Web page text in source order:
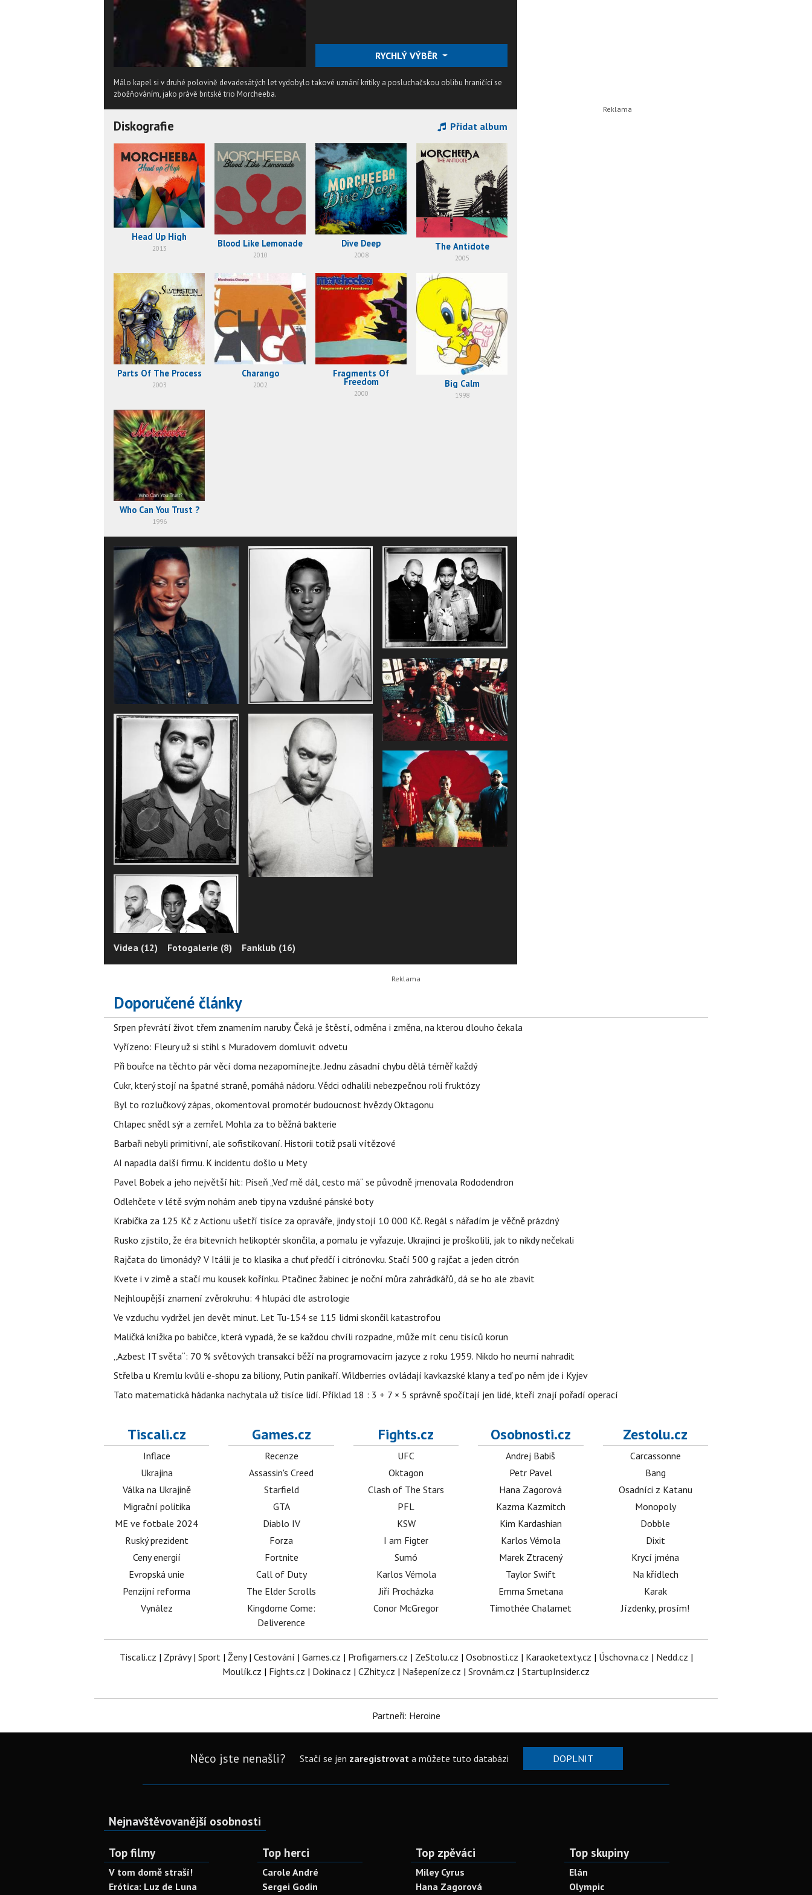
RYCHLÝ VÝBĚR
Málo kapel si v druhé polovině devadesátých let vydobylo takové uznání kritiky a posluchačskou oblibu hraničící se
zbožňováním, jako právě britské trio Morcheeba.
Diskografie Přidat album
Head Up High
2013 Blood Like Lemonade
2010
Dive Deep
2008
The Antidote
2005
Parts Of The Process
2003
Charango
2002
Fragments Of
Freedom
2000
Big Calm
1998
Who Can You Trust ?
1996
Videa (12) Fotogalerie (8) Fanklub (16)
Doporučené články
Srpen převrátí život třem znamením naruby. Čeká je štěstí, odměna i změna, na kterou dlouho čekala
Vyřízeno: Fleury už si stihl s Muradovem domluvit odvetu
Při bouřce na těchto pár věcí doma nezapomínejte. Jednu zásadní chybu dělá téměř každý
Cukr, který stojí na špatné straně, pomáhá nádoru. Vědci odhalili nebezpečnou roli fruktózy
Byl to rozlučkový zápas, okomentoval promotér budoucnost hvězdy Oktagonu
Chlapec snědl sýr a zemřel. Mohla za to běžná bakterie
Barbaři nebyli primitivní, ale sofistikovaní. Historii totiž psali vítězové
AI napadla další firmu. K incidentu došlo u Mety
Pavel Bobek a jeho největší hit: Píseň „Veď mě dál, cesto má“ se původně jmenovala Rododendron
Odlehčete v létě svým nohám aneb tipy na vzdušné pánské boty
Krabička za 125 Kč z Actionu ušetří tisíce za opraváře, jindy stojí 10 000 Kč. Regál s nářadím je věčně prázdný
Rusko zjistilo, že éra bitevních helikoptér skončila, a pomalu je vyřazuje. Ukrajinci je proškolili, jak to nikdy nečekali
Rajčata do limonády? V Itálii je to klasika a chuť předčí i citrónovku. Stačí 500 g rajčat a jeden citrón
Kvete i v zimě a stačí mu kousek kořínku. Ptačinec žabinec je noční můra zahrádkářů, dá se ho ale zbavit
Nejhloupější znamení zvěrokruhu: 4 hlupáci dle astrologie
Ve vzduchu vydržel jen devět minut. Let Tu-154 se 115 lidmi skončil katastrofou
Maličká knížka po babičce, která vypadá, že se každou chvíli rozpadne, může mít cenu tisíců korun
„Azbest IT světa“: 70 % světových transakcí běží na programovacím jazyce z roku 1959. Nikdo ho neumí nahradit
Střelba u Kremlu kvůli e-shopu za biliony, Putin panikaří. Wildberries ovládají kavkazské klany a teď po něm jde i Kyjev
Tato matematická hádanka nachytala už tisíce lidí. Příklad 18 : 3 + 7 × 5 správně spočítají jen lidé, kteří znají pořadí operací
Tiscali.cz
Inflace
Ukrajina
Válka na Ukrajině
Migrační politika
ME ve fotbale 2024
Ruský prezident
Ceny energií
Evropská unie
Penzijní reforma
Vynález
Games.cz
Recenze
Assassin's Creed
Starfield
GTA
Diablo IV
Forza
Fortnite
Call of Duty
The Elder Scrolls
Kingdome Come:
Deliverence
Fights.cz
UFC
Oktagon
Clash of The Stars
PFL
KSW
I am Figter
Sumó
Karlos Vémola
Jiří Procházka
Conor McGregor
Osobnosti.cz
Andrej Babiš
Petr Pavel
Hana Zagorová
Kazma Kazmitch
Kim Kardashian
Karlos Vémola
Marek Ztracený
Taylor Swift
Emma Smetana
Timothée Chalamet
Zestolu.cz
Carcassonne
Bang
Osadníci z Katanu
Monopoly
Dobble
Dixit
Krycí jména
Na křídlech
Karak
Jízdenky, prosím!
Tiscali.cz | Zprávy| Sport| Ženy| Cestování | Games.cz | Profigamers.cz | ZeStolu.cz | Osobnosti.cz | Karaoketexty.cz | Úschovna.cz | Nedd.cz |
Moulík.cz | Fights.cz | Dokina.cz | CZhity.cz | Našepeníze.cz | Srovnám.cz | StartupInsider.cz
Partneři: Heroine
Něco jste nenašli? Stačí se jen zaregistrovata můžete tuto databázi DOPLNIT
Nejnavštěvovanější osobnosti
Top filmy
V tom domě straší!
Erótica: Luz de Luna
Top herci
Carole André
Sergei Godin
Top zpěváci
Miley Cyrus
Hana Zagorová
Top skupiny
Elán
Olympic